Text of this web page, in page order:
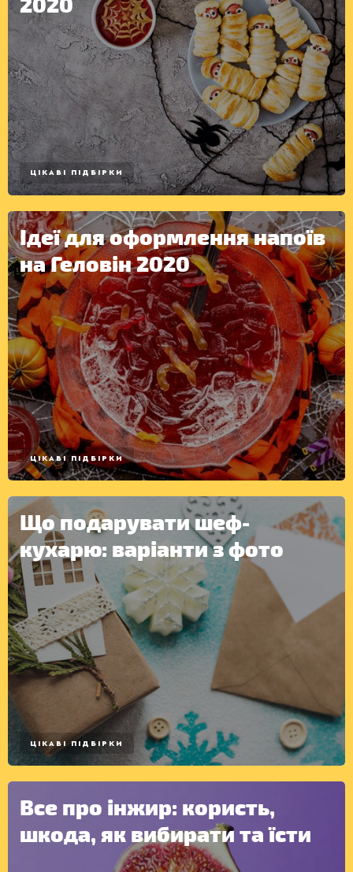
ДЕСЕРТИ
КОНСЕРВАЦІЯ
ЦІКАВІ ПІДБІРКИ
Ідеї для оформлення напоїв
на Геловін 2020
ЦІКАВІ ПІДБІРКИ
Що подарувати шеф-
кухарю: варіанти з фото
ЦІКАВІ ПІДБІРКИ
Все про інжир: користь,
шкода, як вибирати та їсти